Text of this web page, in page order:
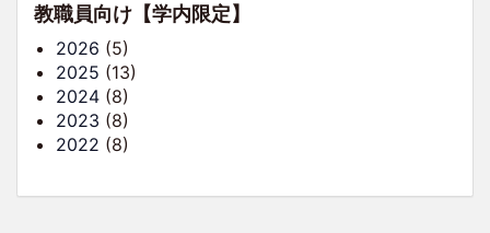
教職員向け【学内限定】
2026 (5)
2025 (13)
2024(8)
2023 (8)
2022 (8)